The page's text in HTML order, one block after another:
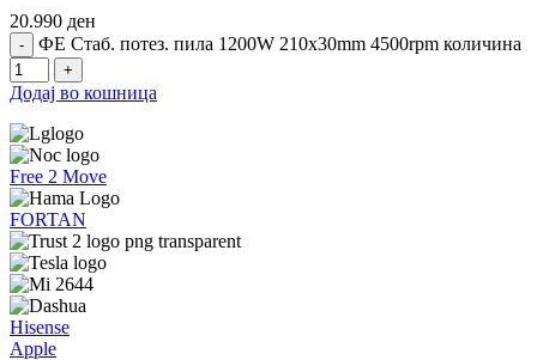
20.990 ден
ФЕ Стаб. потез. пила 1200W 210x30mm 4500rpm количина
Додај во кошница
Free 2 Move
FORTAN
Hisense
Apple